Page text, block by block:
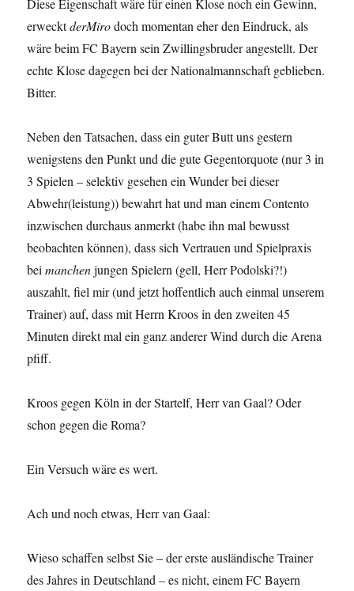
Diese Eigenschaft wäre für einen Klose noch ein Gewinn,
erwecktderMirodoch momentan eher den Eindruck, als
wäre beim FC Bayern sein Zwillingsbruder angestellt. Der
echte Klose dagegen bei der Nationalmannschaft geblieben.
Bitter.
Neben den Tatsachen, dass ein guter Butt uns gestern
wenigstens den Punkt und die gute Gegentorquote (nur 3 in
3 Spielen – selektiv gesehen ein Wunder bei dieser
Abwehr(leistung)) bewahrt hat und man einem Contento
inzwischen durchaus anmerkt (habe ihn mal bewusst
beobachten können), dass sich Vertrauen und Spielpraxis
beimanchenjungen Spielern (gell, Herr Podolski?!)
auszahlt, fiel mir (und jetzt hoffentlich auch einmal unserem
Trainer) auf, dass mit Herrn Kroos in den zweiten 45
Minuten direkt mal ein ganz anderer Wind durch die Arena
pfiff.
Kroos gegen Köln in der Startelf, Herr van Gaal? Oder
schon gegen die Roma?
Ein Versuch wäre es wert.
Ach und noch etwas, Herr van Gaal:
Wieso schaffen selbst Sie – der erste ausländische Trainer
des Jahres in Deutschland – es nicht, einem FC Bayern